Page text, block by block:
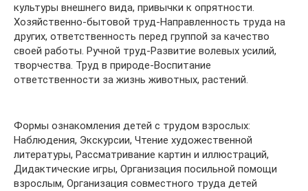
культуры внешнего вида, привычки к опрятности.
Хозяйственно-бытовой труд-Направленность труда на
других, ответственность перед группой за качество
своей работы. Ручной труд-Развитие волевых усилий,
творчества. Труд в природе-Воспитание
ответственности за жизнь животных, растений.
Формы ознакомления детей с трудом взрослых:
Наблюдения, Экскурсии, Чтение художественной
литературы, Рассматривание картин и иллюстраций,
Дидактические игры, Организация посильной помощи
взрослым, Организация совместного труда детей